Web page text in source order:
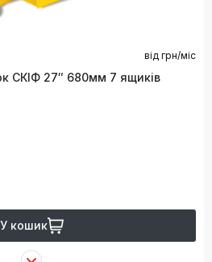
від грн/міс
СКІФ 27″ 680мм 7 ящиків
У кошик